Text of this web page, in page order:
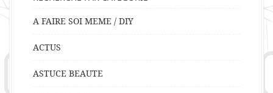
A FAIRE SOI MEME / DIY
ACTUS
ASTUCE BEAUTE